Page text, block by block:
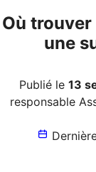
Où
une
Publié le 13
responsable